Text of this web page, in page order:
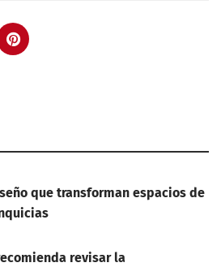
que transforman espacios de
revisar la